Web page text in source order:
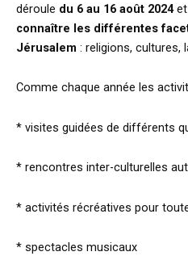
déroule du 6 au 16 août 2024et
connaître les différentes
Jérusalem : religions, cultures,
Comme chaque année les
* visites guidées de différents
* rencontres inter-culturelles
* activités récréatives pour
* spectacles musicaux